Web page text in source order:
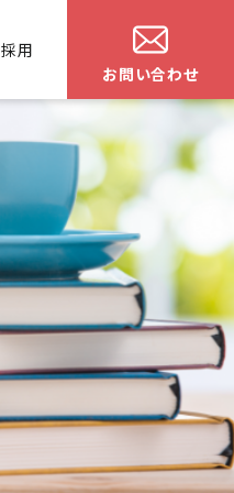
採用
お問い合わせ